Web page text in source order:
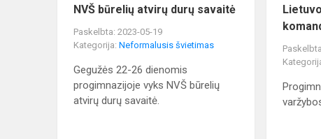
NVŠ būrelių atvirų durų savaitė
Paskelbta: 2023-05-19
Kategorija: Neformalusis švietimas
Gegužės 22-26 dienomis
progimnazijoje vyks NVŠ būrelių
atvirų durų savaitė.